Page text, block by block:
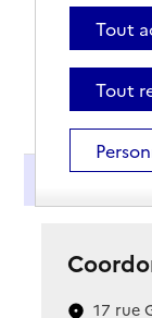
Présentation
17 rue
Tout
Tout